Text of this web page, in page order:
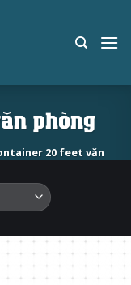
phòng
20 feet văn